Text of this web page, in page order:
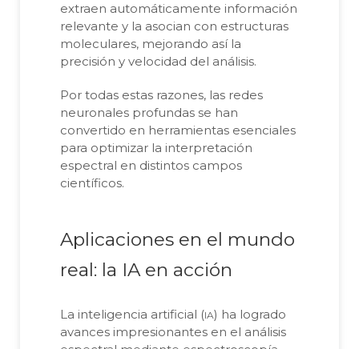
extraen automáticamente información
relevante y la asocian con estructuras
moleculares, mejorando así la
precisión y velocidad del análisis.
Por todas estas razones, las redes
neuronales profundas se han
convertido en herramientas esenciales
para optimizar la interpretación
espectral en distintos campos
científicos.
Aplicaciones en el mundo
real: la IA en acción
La inteligencia artificial (ia) ha logrado
avances impresionantes en el análisis